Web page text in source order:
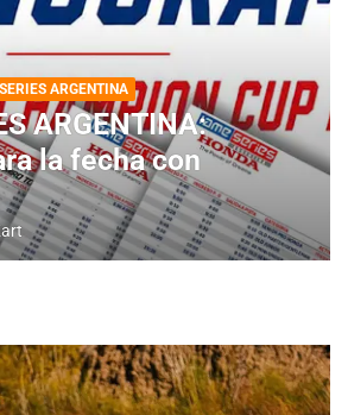
ARGENTINA
ARGENTINA:
la fecha con